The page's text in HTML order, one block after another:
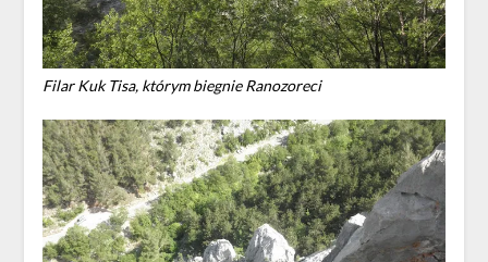
Filar Kuk Tisa, którym biegnie Ranozoreci